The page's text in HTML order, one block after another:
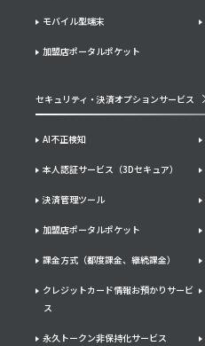
セキュリティ・決済オプションサービス
AI不正検知
本人認証サービス（3Dセキュア）
決済管理ツール
加盟店ポータルポケット
課金方式（都度課金、継続課金）
クレジットカード情報お預かりサービ
ス
永久トークン非保持化サービス
モバイル型端末
加盟店ポータルポケット